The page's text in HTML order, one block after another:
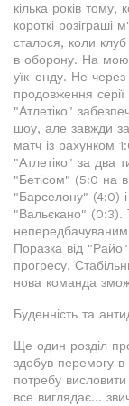
кілька років
короткі
сталося, коли клуб
в оборону. На мою
уїк-енду. Не
продовження серії
"Атлетіко"
шоу, але завжди
матч із рахунком
"Атлетіко" за два
"Бетісом" (5:0 на
"Барселону" (4:0)
"Вальєкано" (0:3).
Поразка від
прогресу.
нова команда
Буденність та
Ще один розділ
здобув перемогу в
потребу
все виглядає...